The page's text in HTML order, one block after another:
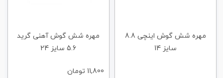
مهره شش گوش اینچی 8.8
سایز 14
مهره شش گوش آهنی گرید
5.6 سایز 24
11,800 تومان